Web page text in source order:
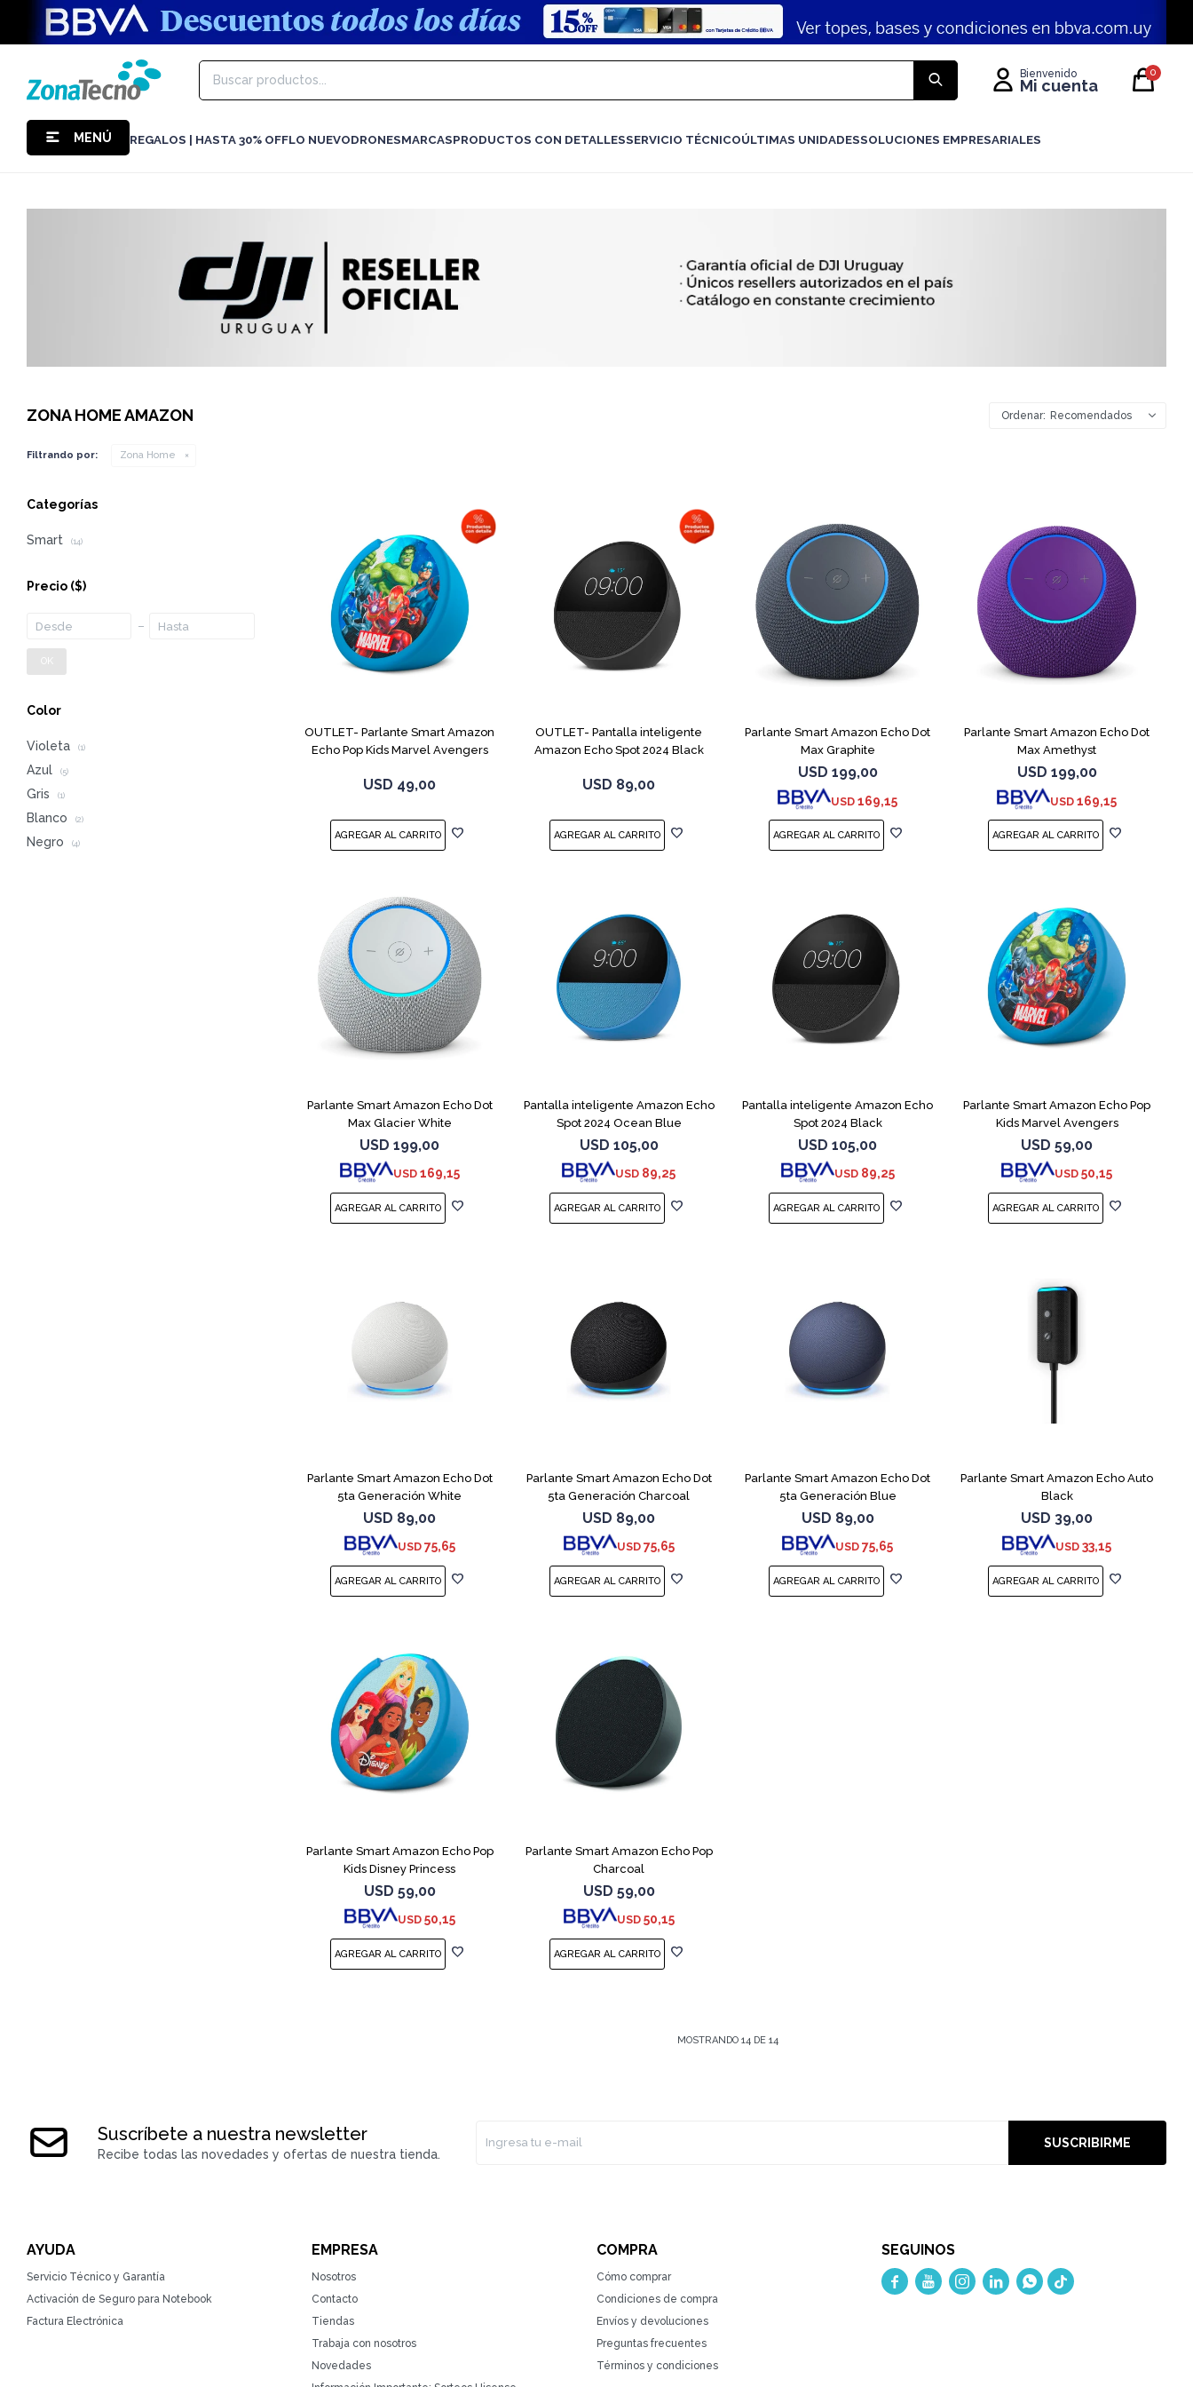
MENÚ REGALOS | HASTA 30% OFFLO NUEVODRONESMARCASPRODUCTOS CON DETALLESSERVICIO TÉCNICOÚLTIMAS UNIDADESSOLUCIONES EMPRESARIALES
0
ZONA HOME AMAZON Recomendados
Filtrando por: Zona Home
OUTLET- Parlante Smart Amazon
Echo Pop Kids Marvel Avengers
USD 49,00
OUTLET- Pantalla inteligente
Amazon Echo Spot 2024 Black
USD 89,00
Parlante Smart Amazon Echo Dot
Max Graphite
USD 199,00
USD 169,15
Parlante Smart Amazon Echo Dot
Max Amethyst
USD 199,00
USD 169,15
Parlante Smart Amazon Echo Dot
Max Glacier White
USD 199,00
USD 169,15
Pantalla inteligente Amazon Echo
Spot 2024 Ocean Blue
USD 105,00
USD 89,25
Pantalla inteligente Amazon Echo
Spot 2024 Black
USD 105,00
USD 89,25
Parlante Smart Amazon Echo Pop
Kids Marvel Avengers
USD 59,00
USD 50,15
Parlante Smart Amazon Echo Dot
5ta Generación White
USD 89,00
USD 75,65
Parlante Smart Amazon Echo Dot
5ta Generación Charcoal
USD 89,00
USD 75,65
Parlante Smart Amazon Echo Dot
5ta Generación Blue
USD 89,00
USD 75,65
Parlante Smart Amazon Echo Auto
Black
USD 39,00
USD 33,15
Parlante Smart Amazon Echo Pop
Kids Disney Princess
USD 59,00
USD 50,15
Parlante Smart Amazon Echo Pop
Charcoal
USD 59,00
USD 50,15
MOSTRANDO14 DE14
Categorías
Smart (14)
Precio ($)
OK
Color
Violeta (1)
Azul (5)
Gris (1)
Blanco (2)
Negro (4)
Suscríbete a nuestra newsletter
Recibe todas las novedades y ofertas de nuestra tienda.
SUSCRIBIRME
AYUDA
Servicio Técnico y Garantía
Activación de Seguro para Notebook
Factura Electrónica
EMPRESA
Nosotros
Contacto
Tiendas
Trabaja con nosotros
Novedades
COMPRA
Cómo comprar
Condiciones de compra
Envíos y devoluciones
Preguntas frecuentes
Términos y condiciones
SEGUINOS
    